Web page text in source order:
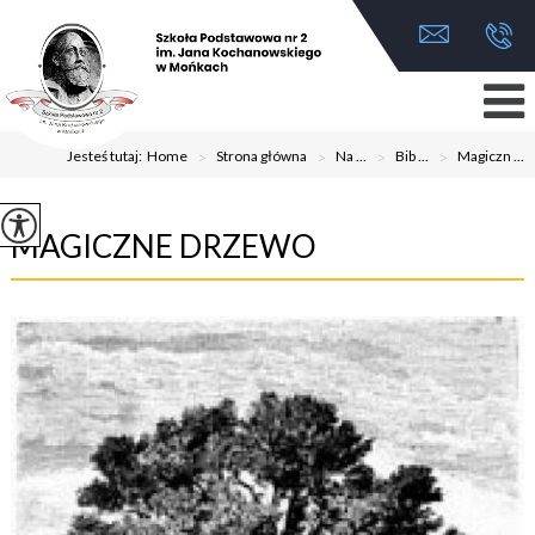
Jesteś tutaj:Home > Strona główna > Na ... > Bib ... > Magiczn ...
MAGICZNE DRZEWO